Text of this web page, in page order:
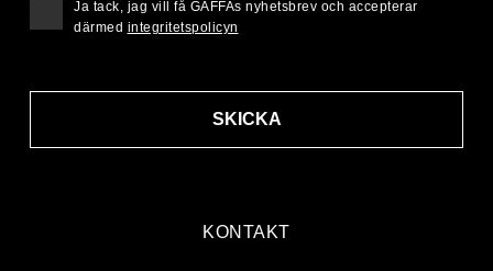
KONTAKT
SKICKA
Ja tack, jag vill få GAFFAs nyhetsbrev och accepterar
därmed integritetspolicyn